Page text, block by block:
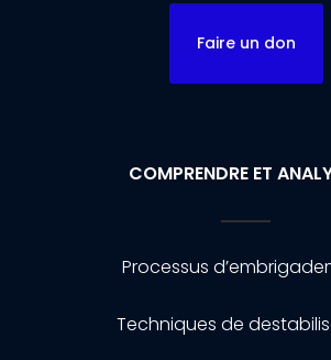
Faire un don
COMPRENDRE ET
Processus
Techniques de